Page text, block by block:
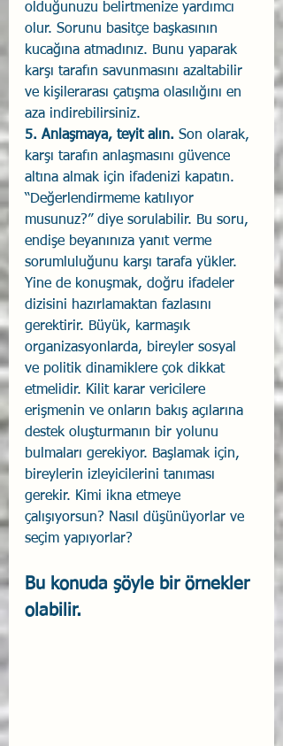
olduğunuzu belirtmenize yardımcı
olur. Sorunu basitçe başkasının
kucağına atmadınız. Bunu yaparak
karşı tarafın savunmasını azaltabilir
ve kişilerarası çatışma olasılığını en
aza indirebilirsiniz.
5. Anlaşmaya, teyit alın. Son olarak,
karşı tarafın anlaşmasını güvence
altına almak için ifadenizi kapatın.
“Değerlendirmeme katılıyor
musunuz?” diye sorulabilir. Bu soru,
endişe beyanınıza yanıt verme
sorumluluğunu karşı tarafa yükler.
Yine de konuşmak, doğru ifadeler
dizisini hazırlamaktan fazlasını
gerektirir. Büyük, karmaşık
organizasyonlarda, bireyler sosyal
ve politik dinamiklere çok dikkat
etmelidir. Kilit karar vericilere
erişmenin ve onların bakış açılarına
destek oluşturmanın bir yolunu
bulmaları gerekiyor. Başlamak için,
bireylerin izleyicilerini tanıması
gerekir. Kimi ikna etmeye
çalışıyorsun? Nasıl düşünüyorlar ve
seçim yapıyorlar?
Bu konuda şöyle bir örnekler
olabilir.